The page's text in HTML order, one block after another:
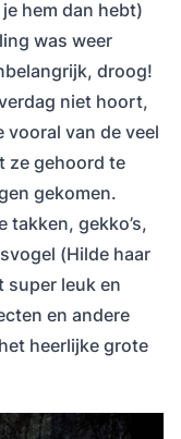
hem dan hebt)
was weer
droog!
niet hoort,
vooral van de veel
ze gehoord te
gekomen.
takken, gekko’s,
(Hilde haar
super leuk en
en andere
heerlijke grote